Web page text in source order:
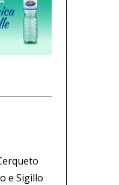
e Sigillo